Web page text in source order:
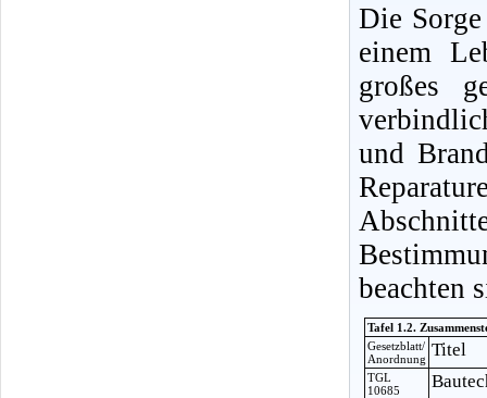
Die
einem
großes
und
beachten
Tafel 1.2.
Gesetzblatt/
Anordnung Titel
TGL
10685